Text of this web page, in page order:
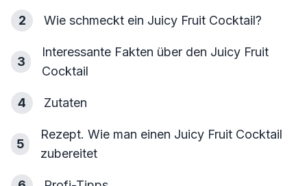
2 Wie schmeckt ein Juicy Fruit Cocktail?
3
Interessante Fakten über den Juicy Fruit
Cocktail
4 Zutaten
5
Rezept. Wie man einen Juicy Fruit Cocktail
zubereitet